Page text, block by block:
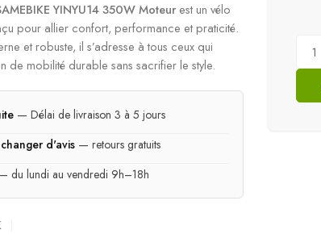
YINYU14 350W Moteur est un vélo
pour allier confort, performance et praticité.
et robuste, il s’adresse à tous ceux qui
de mobilité durable sans sacrifier le style.
— Délai de livraison 3 à 5 jours
d'avis — retours gratuits
du lundi au vendredi 9h–18h